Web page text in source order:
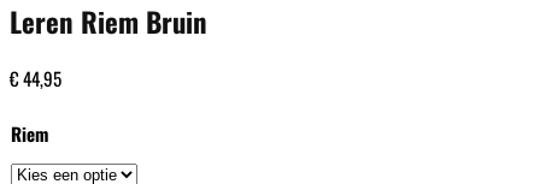
Leren Riem Bruin
€44,95
Riem